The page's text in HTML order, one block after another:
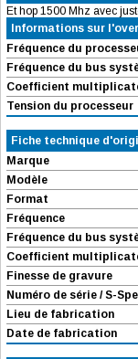
Et hop 1500 Mhz avec
Informations sur
Fréquence du
Fréquence du bus
Coefficient
Tension du processeur
Fiche technique
Marque
Modèle
Format
Fréquence
Fréquence du bus
Coefficient
Finesse de gravure
Numéro de série / S-
Lieu de fabrication
Date de fabrication